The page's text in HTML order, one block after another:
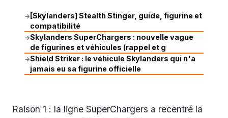
→ [Skylanders] Stealth Stinger, guide, figurine et
compatibilité
→Skylanders SuperChargers : nouvelle vague
de figurines et véhicules (rappel et g
→Shield Striker : le véhicule Skylanders qui n'a
jamais eu sa figurine officielle
Raison 1 : la ligne SuperChargers a recentré la